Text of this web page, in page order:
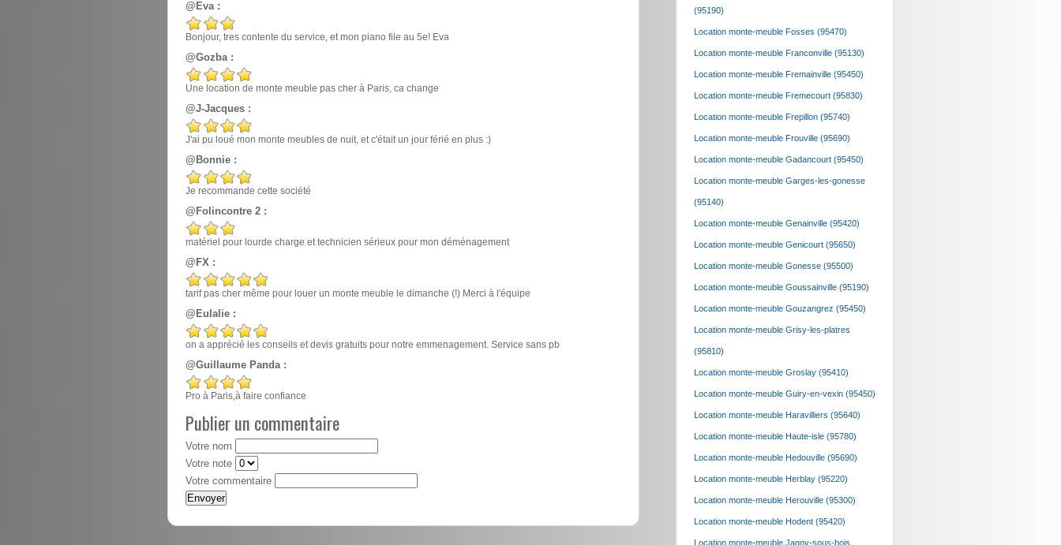
@Eva :
Bonjour, tres contente du service, et mon piano file au 5e! Eva
@Gozba :
Une location de monte meuble pas cher à Paris, ca change
@J-Jacques :
J'ai pu loué mon monte meubles de nuit, et c'était un jour férié en plus :)
@Bonnie :
Je recommande cette société
@Folincontre 2 :
matériel pour lourde charge et technicien sérieux pour mon déménagement
@FX :
tarif pas cher même pour louer un monte meuble le dimanche (!) Merci à l'équipe
@Eulalie :
on a apprécié les conseils et devis gratuits pour notre emmenagement. Service sans pb
@Guillaume Panda :
Pro à Paris,à faire confiance
Publier un commentaire
Votre nom
Votre note
Votre commentaire
(95190)
Location monte-meuble Fosses (95470)
Location monte-meuble Franconville (95130)
Location monte-meuble Fremainville (95450)
Location monte-meuble Fremecourt (95830)
Location monte-meuble Frepillon (95740)
Location monte-meuble Frouville (95690)
Location monte-meuble Gadancourt (95450)
Location monte-meuble Garges-les-gonesse
(95140)
Location monte-meuble Genainville (95420)
Location monte-meuble Genicourt (95650)
Location monte-meuble Gonesse (95500)
Location monte-meuble Goussainville (95190)
Location monte-meuble Gouzangrez (95450)
Location monte-meuble Grisy-les-platres
(95810)
Location monte-meuble Groslay (95410)
Location monte-meuble Guiry-en-vexin (95450)
Location monte-meuble Haravilliers (95640)
Location monte-meuble Haute-isle (95780)
Location monte-meuble Hedouville (95690)
Location monte-meuble Herblay (95220)
Location monte-meuble Herouville (95300)
Location monte-meuble Hodent (95420)
Location monte-meuble Jagny-sous-bois